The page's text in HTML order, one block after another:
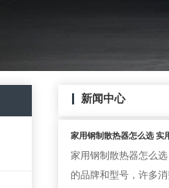
新闻中心
家用钢制散热器怎么选 实
家用钢制散热器怎么
的品牌和型号，许多